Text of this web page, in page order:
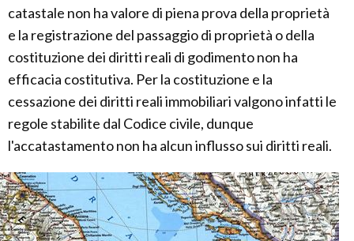
catastale non ha valore di piena prova della proprietà
e la registrazione del passaggio di proprietà o della
costituzione dei diritti reali di godimento non ha
efficacia costitutiva. Per la costituzione e la
cessazione dei diritti reali immobiliari valgono infatti le
regole stabilite dal Codice civile, dunque
l'accatastamento non ha alcun influsso sui diritti reali.